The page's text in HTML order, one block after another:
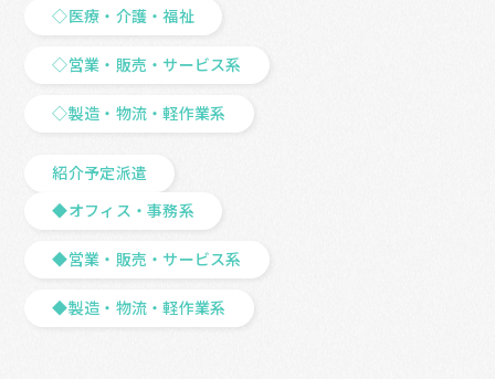
◇医療・介護・福祉
◇営業・販売・サービス系
◇製造・物流・軽作業系
紹介予定派遣
◆オフィス・事務系
◆営業・販売・サービス系
◆製造・物流・軽作業系